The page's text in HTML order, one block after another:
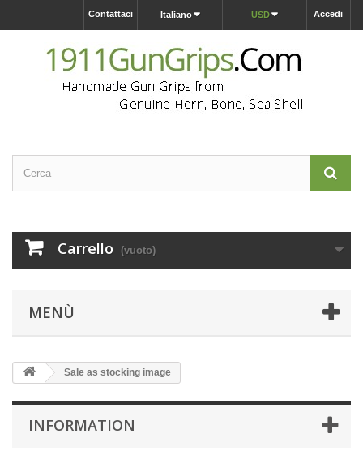
Accedi
USD
Italiano
Contattaci
Carrello (vuoto)
MENÙ
Sale as stocking image
INFORMATION